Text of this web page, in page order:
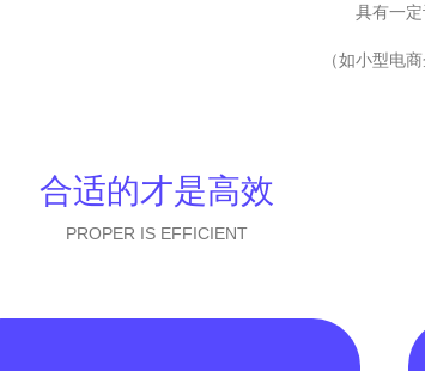
具有一
（如小型电
合适的才是高效
PROPER IS EFFICIENT